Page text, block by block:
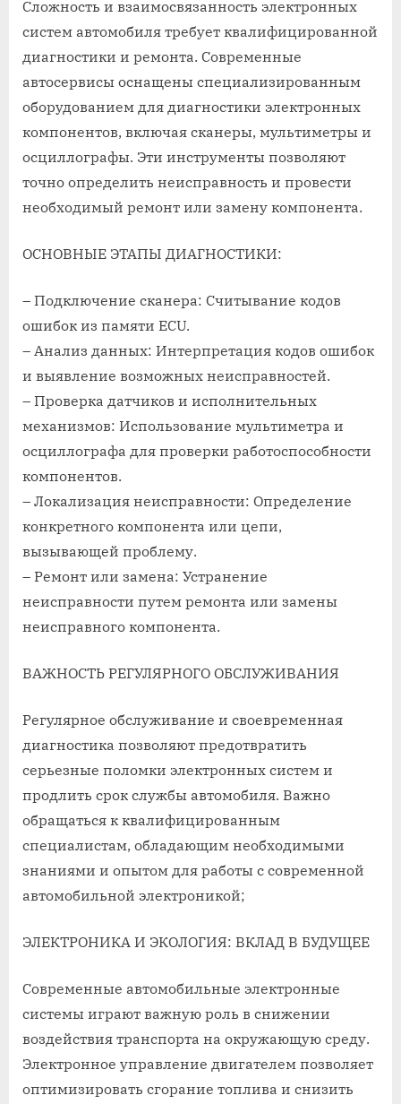
Сложность и взаимосвязанность электронных
систем автомобиля требует квалифицированной
диагностики и ремонта. Современные
автосервисы оснащены специализированным
оборудованием для диагностики электронных
компонентов, включая сканеры, мультиметры и
осциллографы. Эти инструменты позволяют
точно определить неисправность и провести
необходимый ремонт или замену компонента.
ОСНОВНЫЕ ЭТАПЫ ДИАГНОСТИКИ:
– Подключение сканера: Считывание кодов
ошибок из памяти ECU.
– Анализ данных: Интерпретация кодов ошибок
и выявление возможных неисправностей.
– Проверка датчиков и исполнительных
механизмов: Использование мультиметра и
осциллографа для проверки работоспособности
компонентов.
– Локализация неисправности: Определение
конкретного компонента или цепи,
вызывающей проблему.
– Ремонт или замена: Устранение
неисправности путем ремонта или замены
неисправного компонента.
ВАЖНОСТЬ РЕГУЛЯРНОГО ОБСЛУЖИВАНИЯ
Регулярное обслуживание и своевременная
диагностика позволяют предотвратить
серьезные поломки электронных систем и
продлить срок службы автомобиля. Важно
обращаться к квалифицированным
специалистам, обладающим необходимыми
знаниями и опытом для работы с современной
автомобильной электроникой;
ЭЛЕКТРОНИКА И ЭКОЛОГИЯ: ВКЛАД В БУДУЩЕЕ
Современные автомобильные электронные
системы играют важную роль в снижении
воздействия транспорта на окружающую среду.
Электронное управление двигателем позволяет
оптимизировать сгорание топлива и снизить